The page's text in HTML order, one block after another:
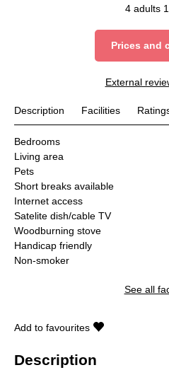
4 adults 1
Prices and
External
Description Facilities
Bedrooms
Living area
Pets
Short breaks available
Internet access
Satelite dish/cable TV
Woodburning stove
Handicap friendly
Non-smoker
See all
Add to favourites
Description